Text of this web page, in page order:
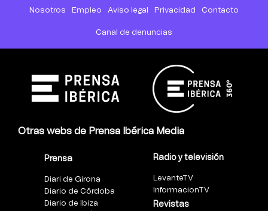
Nosotros Empleo Aviso legal Privacidad Contacto
Canal de denuncias
Otras webs de Prensa Ibérica Media
Prensa
Diari de Girona
Diario de Córdoba
Diario de Ibiza
Radio y televisión
LevanteTV
InformacionTV
Revistas